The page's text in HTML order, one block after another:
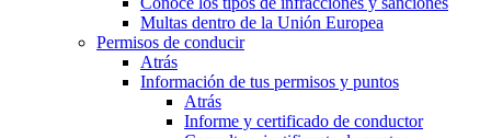
Multas dentro de la Unión Europea
Permisos de conducir
Atrás
Información de tus permisos y puntos
Atrás
Informe y certificado de conductor